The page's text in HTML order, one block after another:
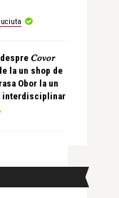
𝐶𝑜𝑣𝑜𝑟
la un shop de
Obor la un